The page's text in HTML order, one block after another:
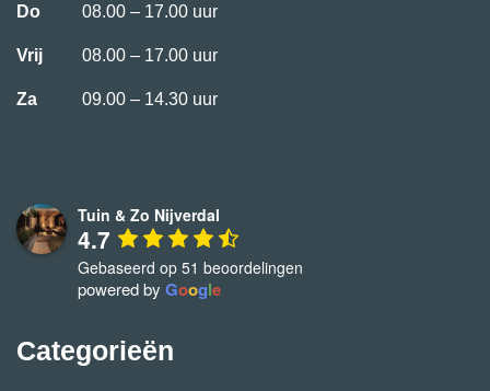
Do 08.00 – 17.00 uur
Vrij 08.00 – 17.00 uur
Za 09.00 – 14.30 uur
Tuin & Zo Nijverdal
4.7
Gebaseerd op 51 beoordelingen
powered by Google
Categorieën